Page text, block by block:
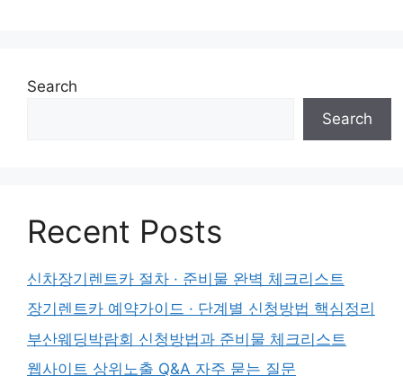
Search
Search
Recent Posts
신차장기렌트카 절차 · 준비물 완벽 체크리스트
장기렌트카 예약가이드 · 단계별 신청방법 핵심정리
부산웨딩박람회 신청방법과 준비물 체크리스트
웹사이트 상위노출 Q&A 자주 묻는 질문